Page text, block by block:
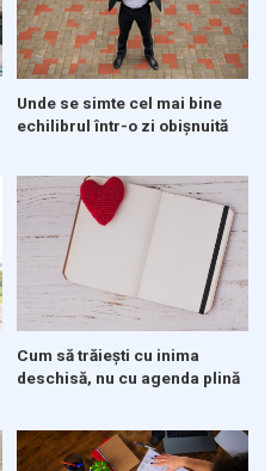
Unde se simte cel mai bine
echilibrul într-o zi obișnuită
Cum să trăiești cu inima
deschisă, nu cu agenda plină